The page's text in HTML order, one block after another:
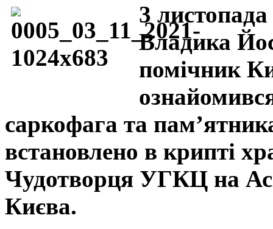
3
Владика
помічник
саркофага та
встановлено в крипті
Чудотворця УГКЦ на
Києва.